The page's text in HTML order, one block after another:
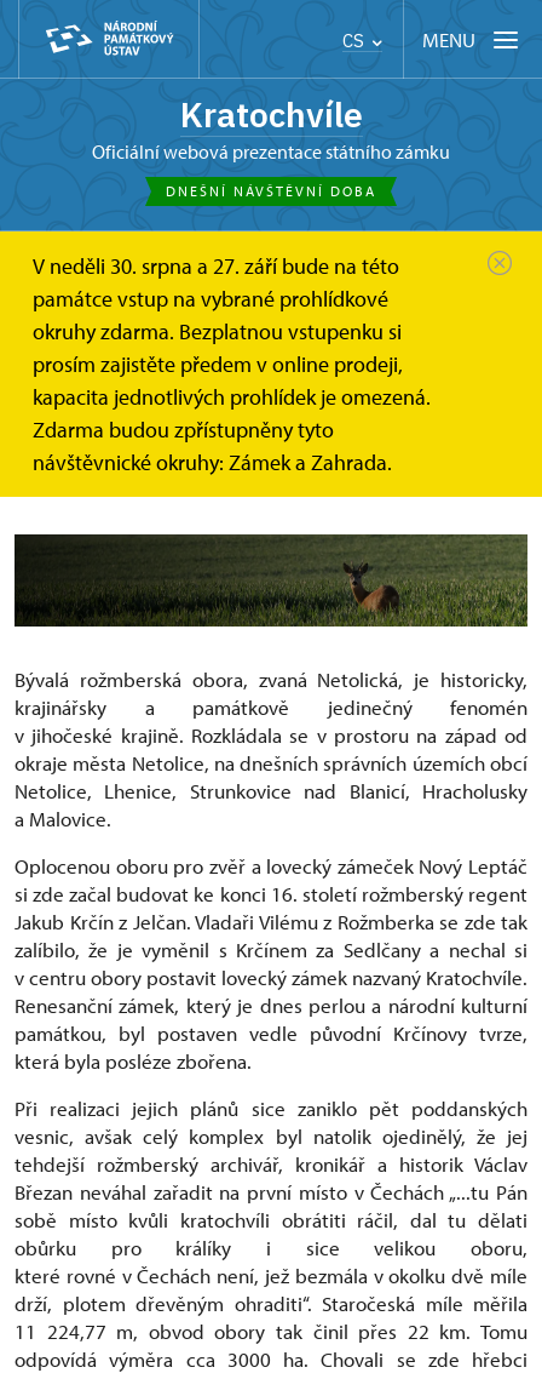
CS MENU
Kratochvíle
oficiální webová prezentace státního zámku
DNEŠNÍ NÁVŠTĚVNÍ DOBA
V neděli 30. srpna a 27. září bude na této
památce vstup na vybrané prohlídkové
okruhy zdarma. Bezplatnou vstupenku si
prosím zajistěte předem v online prodeji,
kapacita jednotlivých prohlídek je omezená.
Zdarma budou zpřístupněny tyto
návštěvnické okruhy: Zámek a Zahrada.
Kratochvíle O zámku Obora
Netolická obora
Můžeme jí nazývat spící rožmberskou princeznou
v jihočeské krajině chcete-li.
Protože tou bez pochyby je.
Bývalá rožmberská obora, zvaná Netolická, je historicky,
krajinářsky a památkově jedinečný fenomén
v jihočeské krajině. Rozkládala se v prostoru na západ od
okraje města Netolice, na dnešních správních územích obcí
Netolice, Lhenice, Strunkovice nad Blanicí, Hracholusky
a Malovice.
Oplocenou oboru pro zvěř a lovecký zámeček Nový Leptáč
si zde začal budovat ke konci 16. století rožmberský regent
Jakub Krčín z Jelčan. Vladaři Vilému z Rožmberka se zde tak
zalíbilo, že je vyměnil s Krčínem za Sedlčany a nechal si
v centru obory postavit lovecký zámek nazvaný Kratochvíle.
Renesanční zámek, který je dnes perlou a národní kulturní
památkou, byl postaven vedle původní Krčínovy tvrze,
která byla posléze zbořena.
Při realizaci jejich plánů sice zaniklo pět poddanských
vesnic, avšak celý komplex byl natolik ojedinělý, že jej
tehdejší rožmberský archivář, kronikář a historik Václav
Březan neváhal zařadit na první místo v Čechách „...tu Pán
sobě místo kvůli kratochvíli obrátiti ráčil, dal tu dělati
obůrku pro králíky i sice velikou oboru,
které rovné v Čechách není, jež bezmála v okolku dvě míle
drží, plotem dřevěným ohraditi“. Staročeská míle měřila
11 224,77 m, obvod obory tak činil přes 22 km. Tomu
odpovídá výměra cca 3000 ha. Chovali se zde hřebci